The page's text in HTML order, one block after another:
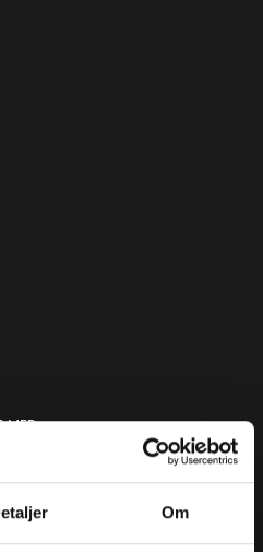
Om
MED
og nå ud til flere kunder